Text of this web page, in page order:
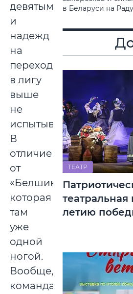
девятым
и
надежд
на
переход
в лигу
выше
не
испытывает.
В
отличие
от
«Белшины»,
которая
там
уже
одной
ногой.
Вообще,
команда
в Беларуси на
ТЕАТР
летию